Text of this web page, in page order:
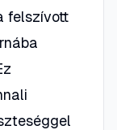
felszívott